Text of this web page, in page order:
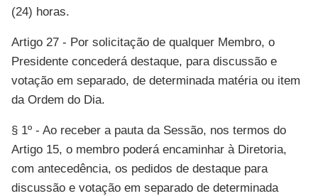
(24) horas.
Artigo 27 - Por solicitação de qualquer Membro, o
Presidente concederá destaque, para discussão e
votação em separado, de determinada matéria ou item
da Ordem do Dia.
§ 1º - Ao receber a pauta da Sessão, nos termos do
Artigo 15, o membro poderá encaminhar à Diretoria,
com antecedência, os pedidos de destaque para
discussão e votação em separado de determinada